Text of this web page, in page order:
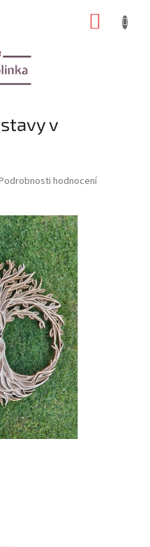
v
hodnocení